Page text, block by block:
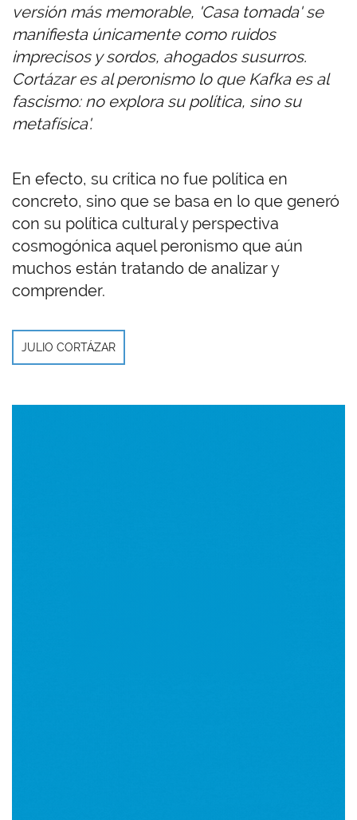
versión más memorable, 'Casa tomada' se
manifiesta únicamente como ruidos
imprecisos y sordos, ahogados susurros.
Cortázar es al peronismo lo que Kafka es al
fascismo: no explora su política, sino su
metafísica'.
En efecto, su crítica no fue política en
concreto, sino que se basa en lo que generó
con su política cultural y perspectiva
cosmogónica aquel peronismo que aún
muchos están tratando de analizar y
comprender.
JULIO CORTÁZAR